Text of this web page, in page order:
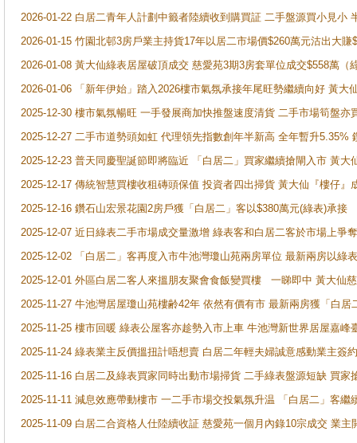
2026-01-22 白居二青年人計劃中籤者陸續收到購買証 二手盤源買小見小
2026-01-15 竹園北邨3房戶業主持貨17年以居二市場價$260萬元沽出大賺
2026-01-08 黃大仙綠表居屋破頂成交 慈愛苑3期3房套單位成交$558萬（
2026-01-06 「新年伊始」踏入2026樓市氣氛承接年尾旺勢繼續向好 黃
2025-12-30 樓市氣氛暢旺 一手發展商加快推盤速度清貨 二手市場筍盤
2025-12-27 二手市道勢頭如虹 代理領先指數創年半新高 全年暫升5.35%
2025-12-23 普天同慶聖誕節即將臨近 「白居二」買家繼續搶閘入市 黃
2025-12-17 傳統智慧買樓收租磚頭保值 投資者四出掃貨 黃大仙『樓仔
2025-12-16 鑽石山宏景花園2房戶獲「白居二」客以$380萬元(綠表)承接
2025-12-07 近日綠表二手市場成交量激增 綠表客和白居二客於市場上
2025-12-02 「白居二」客再度入市牛池灣瓊山苑兩房單位 最新兩房以綠
2025-12-01 外區白居二客人來搵朋友聚會食飯變買樓 一睇即中 黃大仙
2025-11-27 牛池灣居屋瓊山苑樓齢42年 依然有價有市 最新兩房獲「白居
2025-11-25 樓市回暖 綠表公屋客亦趁勢入市上車 牛池灣新世界居屋嘉峰
2025-11-24 綠表業主反價搵扭計唔想賣 白居二年輕夫婦誠意感動業主簽
2025-11-16 白居二及綠表買家同時出動市場掃貨 二手綠表盤源短缺 買
2025-11-11 減息效應帶動樓市 一二手市場交投氣氛升温 「白居二」客
2025-11-09 白居二合資格人仕陸續收証 慈愛苑一個月內錄10宗成交 業